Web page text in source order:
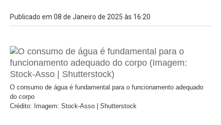
Publicado em 08 de Janeiro de 2025 às 16:20
O consumo de água é fundamental para o funcionamento adequado
do corpo
Crédito: Imagem: Stock-Asso | Shutterstock